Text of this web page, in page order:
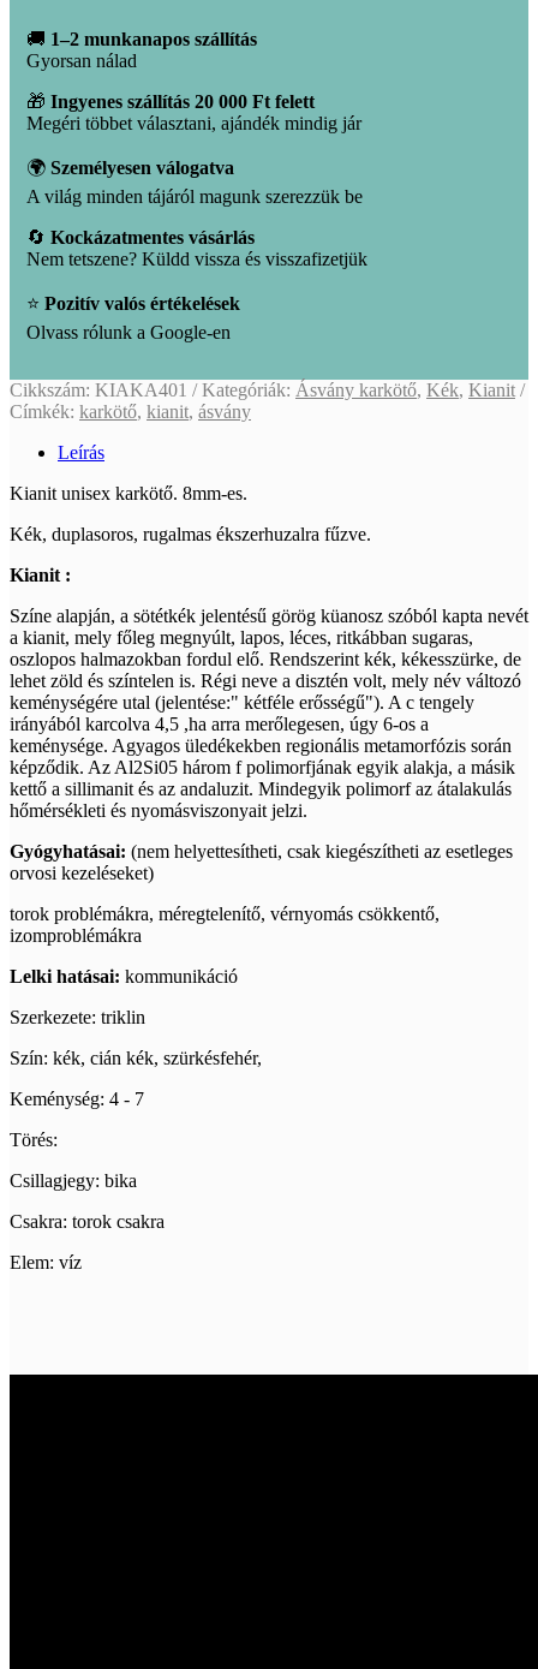
🚚 1–2 munkanapos szállítás
Gyorsan nálad
🎁 Ingyenes szállítás 20 000 Ft felett
Megéri többet választani, ajándék mindig jár
🌍 Személyesen válogatva
A világ minden tájáról magunk szerezzük be
🔄 Kockázatmentes vásárlás
Nem tetszene? Küldd vissza és visszafizetjük
⭐ Pozitív valós értékelések
Olvass rólunk a Google-en
Cikkszám: KIAKA401 Kategóriák: Ásvány karkötő, Kék, Kianit
Címkék: karkötő, kianit, ásvány
Leírás
Kianit unisex karkötő. 8mm-es.
Kék, duplasoros, rugalmas ékszerhuzalra fűzve.
Kianit :
Színe alapján, a sötétkék jelentésű görög küanosz szóból kapta nevét
a kianit, mely főleg megnyúlt, lapos, léces, ritkábban sugaras,
oszlopos halmazokban fordul elő. Rendszerint kék, kékesszürke, de
lehet zöld és színtelen is. Régi neve a disztén volt, mely név változó
keménységére utal (jelentése:" kétféle erősségű"). A c tengely
irányából karcolva 4,5 ,ha arra merőlegesen, úgy 6-os a
keménysége. Agyagos üledékekben regionális metamorfózis során
képződik. Az Al2Si05 három f polimorfjának egyik alakja, a másik
kettő a sillimanit és az andaluzit. Mindegyik polimorf az átalakulás
hőmérsékleti és nyomásviszonyait jelzi.
Gyógyhatásai: (nem helyettesítheti, csak kiegészítheti az esetleges
orvosi kezeléseket)
torok problémákra, méregtelenítő, vérnyomás csökkentő,
izomproblémákra
Lelki hatásai: kommunikáció
Szerkezete: triklin
Szín: kék, cián kék, szürkésfehér,
Keménység: 4 - 7
Törés:
Csillagjegy: bika
Csakra: torok csakra
Elem: víz